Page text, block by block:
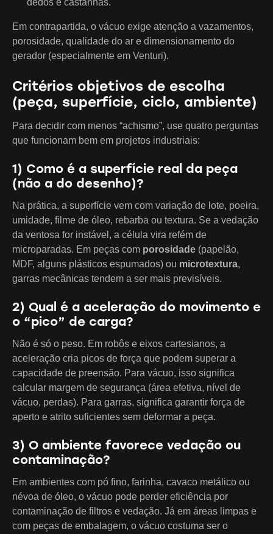
Em contrapartida, o vácuo exige atenção a vazamentos,
porosidade, qualidade do ar e dimensionamento do
gerador (especialmente em Venturi).
Critérios objetivos de escolha
(peça, superfície, ciclo, ambiente)
Para decidir com menos “achismo”, use quatro perguntas
que funcionam bem em projetos industriais:
1) Como é a superfície real da peça
(não a do desenho)?
Na prática, a superfície vem com variação de lote, poeira,
umidade, filme de óleo, rebarba ou textura. Se a vedação
da ventosa for instável, a célula vira refém de
microparadas. Em peças com porosidade (papelão,
MDF, alguns plásticos espumados) ou microtextura,
garras mecânicas tendem a ser mais previsíveis.
2) Qual é a aceleração do movimento e
o “pico” de carga?
Não é só o peso. Em robôs e eixos cartesianos, a
aceleração cria picos de força que podem superar a
capacidade de preensão. Para vácuo, isso significa
calcular margem de segurança (área efetiva, nível de
vácuo, perdas). Para garras, significa garantir força de
aperto e atrito suficientes sem deformar a peça.
3) O ambiente favorece vedação ou
contaminação?
Em ambientes com pó fino, farinha, cavaco metálico ou
névoa de óleo, o vácuo pode perder eficiência por
contaminação de filtros e vedação. Já em áreas limpas e
com peças de embalagem, o vácuo costuma ser o